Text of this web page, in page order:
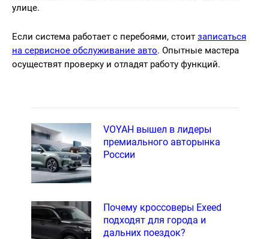
улице.
Если система работает с перебоями, стоит записаться
на сервисное обслуживание авто. Опытные мастера
осуществят проверку и отладят работу функций.
VOYAH вышел в лидеры
премиального авторынка
России
Почему кроссоверы Exeed
подходят для города и
дальних поездок?